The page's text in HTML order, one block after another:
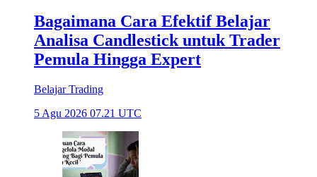
Bagaimana Cara Efektif Belajar
Analisa Candlestick untuk Trader
Pemula Hingga Expert
Belajar Trading
5 Agu 2026 07.21 UTC